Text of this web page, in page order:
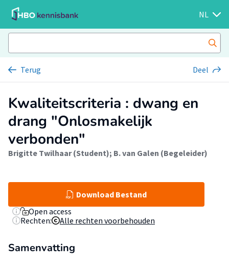
NL
Terug Deel
Kwaliteitscriteria : dwang en
drang "Onlosmakelijk
verbonden"
Brigitte Twilhaar (Student); B. van Galen (Begeleider)
Download Bestand
Open access
Rechten:
Alle rechten voorbehouden
Samenvatting